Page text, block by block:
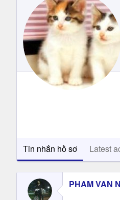
Tin nhắn hồ sơ Latest
PHAM VAN